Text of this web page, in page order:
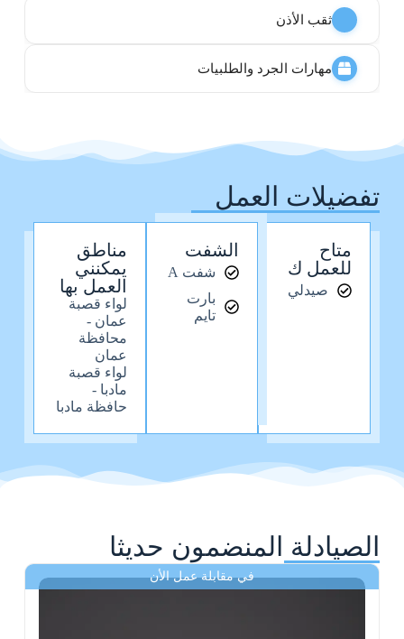
ثقب الأذن
مهارات الجرد والطلبيات
تفضيلات العمل
متاح
للعمل ك
صيدلي
الشفت
شفت A
بارت
تايم
مناطق
يمكنني
العمل بها
لواء قصبة
عمان -
محافظة
عمان
لواء قصبة
مادبا -
حافظة مادبا
الصيادلة المنضمون حديثا
في مقابلة عمل الأن